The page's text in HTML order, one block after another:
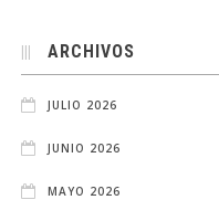
ARCHIVOS
JULIO 2026
JUNIO 2026
MAYO 2026